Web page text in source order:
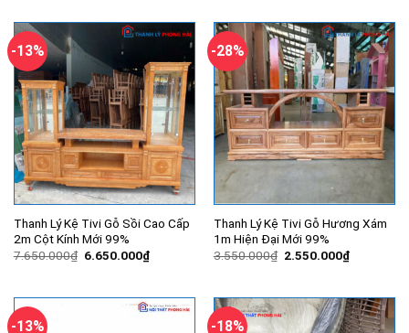
2.350.000₫.
-13%
Thanh Lý Kệ Tivi Gỗ Sồi Cao Cấp
2m Cột Kính Mới 99%
7.650.000₫ Giá
6.650.000₫Giá
hiện
6.650.000₫.
-28%
Thanh Lý Kệ Tivi Gỗ Hương Xám
1m Hiện Đại Mới 99%
3.550.000₫ Giá
2.550.000₫Giá
hiện
-13% -18%